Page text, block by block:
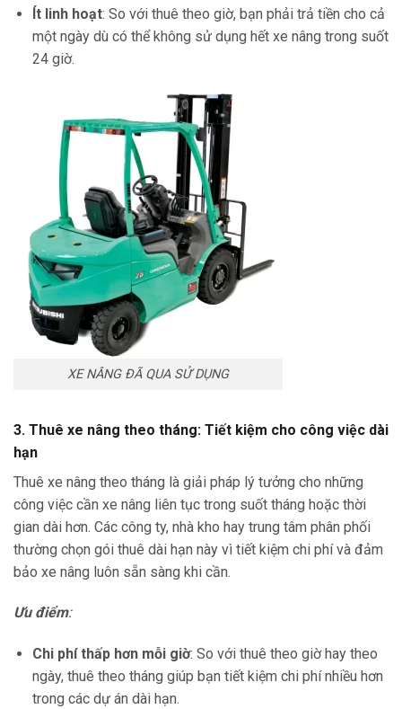
Ít linh hoạt: So với thuê theo giờ, bạn phải trả tiền cho cả
một ngày dù có thể không sử dụng hết xe nâng trong suốt
24 giờ.
XE NÂNG ĐÃ QUA SỬ DỤNG
3. Thuê xe nâng theo tháng: Tiết kiệm cho công việc dài
hạn
Thuê xe nâng theo tháng là giải pháp lý tưởng cho những
công việc cần xe nâng liên tục trong suốt tháng hoặc thời
gian dài hơn. Các công ty, nhà kho hay trung tâm phân phối
thường chọn gói thuê dài hạn này vì tiết kiệm chi phí và đảm
bảo xe nâng luôn sẵn sàng khi cần.
Ưu điểm:
Chi phí thấp hơn mỗi giờ: So với thuê theo giờ hay theo
ngày, thuê theo tháng giúp bạn tiết kiệm chi phí nhiều hơn
trong các dự án dài hạn.